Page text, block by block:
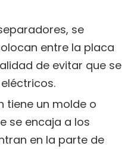
se
entre la placa
de evitar que se
tiene un molde o
se encaja a los
en la parte de